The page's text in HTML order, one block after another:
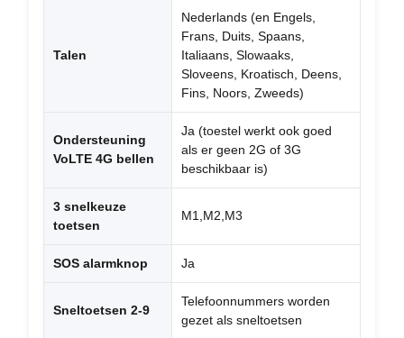
Talen
Nederlands (en Engels,
Frans, Duits, Spaans,
Italiaans, Slowaaks,
Sloveens, Kroatisch, Deens,
Fins, Noors, Zweeds)
Ondersteuning
VoLTE 4G bellen
Ja (toestel werkt ook goed
als er geen 2G of 3G
beschikbaar is)
3 snelkeuze
toetsen
M1,M2,M3
SOS alarmknop Ja
Sneltoetsen 2-9
Telefoonnummers worden
gezet als sneltoetsen